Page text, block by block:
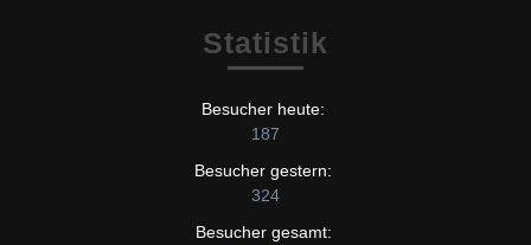
Statistik
Besucher heute:
187
Besucher gestern:
324
Besucher gesamt: